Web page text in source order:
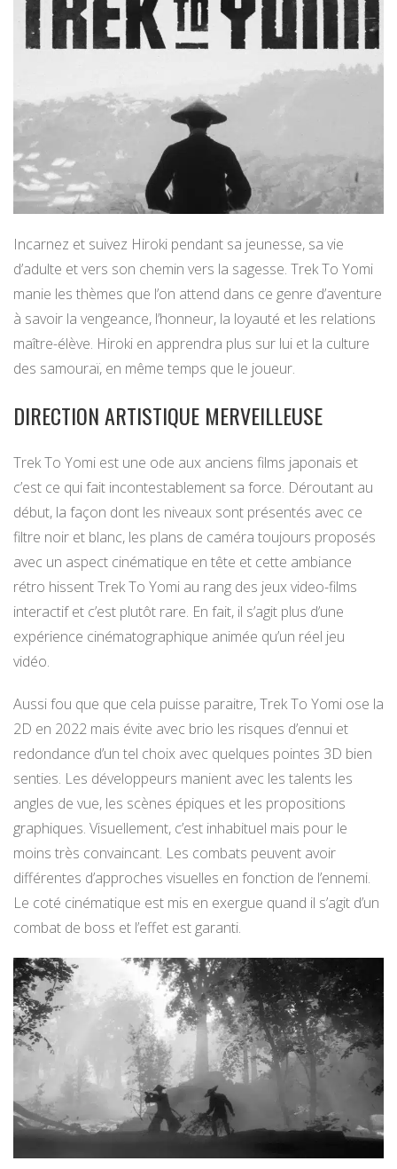
Incarnez et suivez Hiroki pendant sa jeunesse, sa vie
d’adulte et vers son chemin vers la sagesse. Trek To Yomi
manie les thèmes que l’on attend dans ce genre d’aventure
à savoir la vengeance, l’honneur, la loyauté et les relations
maître-élève. Hiroki en apprendra plus sur lui et la culture
des samouraï, en même temps que le joueur.
DIRECTION ARTISTIQUE MERVEILLEUSE
Trek To Yomi est une ode aux anciens films japonais et
c’est ce qui fait incontestablement sa force. Déroutant au
début, la façon dont les niveaux sont présentés avec ce
filtre noir et blanc, les plans de caméra toujours proposés
avec un aspect cinématique en tête et cette ambiance
rétro hissent Trek To Yomi au rang des jeux video-films
interactif et c’est plutôt rare. En fait, il s’agit plus d’une
expérience cinématographique animée qu’un réel jeu
vidéo.
Aussi fou que que cela puisse paraitre, Trek To Yomi ose la
2D en 2022 mais évite avec brio les risques d’ennui et
redondance d’un tel choix avec quelques pointes 3D bien
senties. Les développeurs manient avec les talents les
angles de vue, les scènes épiques et les propositions
graphiques. Visuellement, c’est inhabituel mais pour le
moins très convaincant. Les combats peuvent avoir
différentes d’approches visuelles en fonction de l’ennemi.
Le coté cinématique est mis en exergue quand il s’agit d’un
combat de boss et l’effet est garanti.